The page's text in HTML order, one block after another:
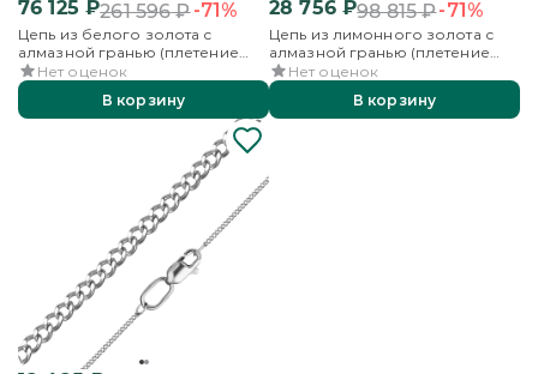
76 125 ₽261 596₽-71%
Цепь из белого золота с
алмазной гранью (плетение
«Панцирное плоское»)
Нет оценок
В корзину
28 756₽98 815₽-71%
Цепь из лимонного золота с
алмазной гранью (плетение
«Панцирное»)
Нет оценок
В корзину